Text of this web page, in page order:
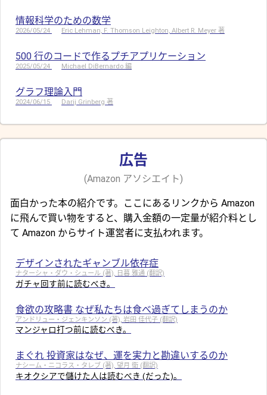
情報科学のための数学
2026/05/24 Eric Lehman, F. Thomson Leighton, Albert R. Meyer 著
500 行のコードで作るプチアプリケーション
2025/05/24 Michael DiBernardo 編
グラフ理論入門
2024/06/15 Darij Grinberg 著
広告
(Amazon アソシエイト)
面白かった本の紹介です。ここにあるリンクから Amazon
に飛んで買い物をすると、購入金額の一定量が紹介料とし
て Amazon からサイト運営者に支払われます。
デザインされたギャンブル依存症
ナターシャ・ダウ・シュール (著), 日暮 雅通 (翻訳)
ガチャ回す前に読むべき。
食欲の攻略書 なぜ私たちは食べ過ぎてしまうのか
アンドリュー・ジェンキンソン (著), 岩田 佳代子 (翻訳)
マンジャロ打つ前に読むべき。
まぐれ 投資家はなぜ、運を実力と勘違いするのか
ナシーム・ニコラス・タレブ (著), 望月 衛 (翻訳)
キオクシアで儲けた人は読むべき (だった)。